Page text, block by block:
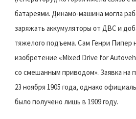
батареями. Динамо-машина могла
заряжать аккумуляторы от ДВС и
тяжелого подъема. Сам Генри Пипер
изобретение «Mixed Drive for
со смешанным приводом». Заявка на
23 ноября 1905 года, однако
было получено лишь в 1909 году.